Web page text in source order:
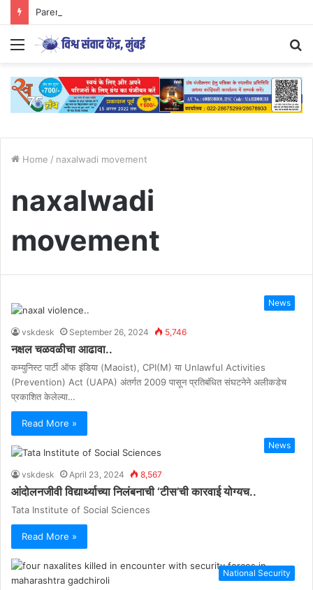
Parenting Has Its Limits….
Menu
Home / naxalwadi movement
naxalwadi
movement
News
vskdesk September 26, 2024 5,746
नक्षल चळवळीचा आढावा..
कम्युनिस्ट पार्टी ऑफ इंडिया (Maoist), CPI(M) या Unlawful Activities
(Prevention) Act (UAPA) अंतर्गत 2009 पासून प्रतिबंधित संघटनेने अलीकडेच
प्रकाशित केलेल्या…
Read More »
News
vskdesk April 23, 2024 8,567
आंदोलनजीवी विद्यार्थ्याच्या निलंबनाची ‘टीस’ची कारवाई योग्यच..
Tata Institute of Social Sciences
Read More »
National Security